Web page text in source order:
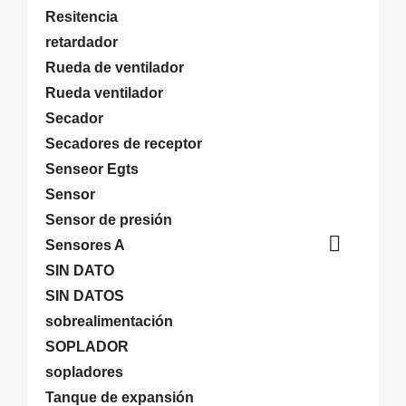
Resitencia
retardador
Rueda de ventilador
Rueda ventilador
Secador
Secadores de receptor
Senseor Egts
Sensor
Sensor de presión
Sensores A

SIN DATO
SIN DATOS
sobrealimentación
SOPLADOR
sopladores
Tanque de expansión